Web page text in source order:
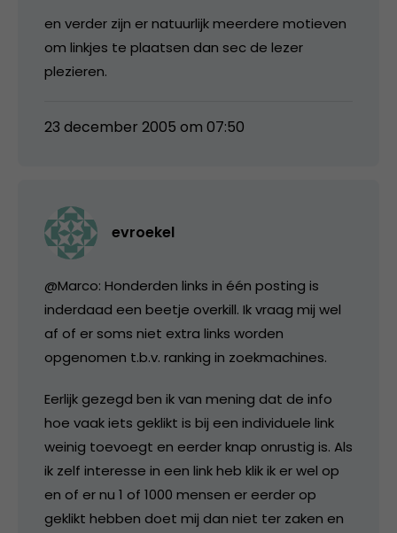
en verder zijn er natuurlijk meerdere motieven
om linkjes te plaatsen dan sec de lezer
plezieren.
23 december 2005 om 07:50
evroekel
@Marco: Honderden links in één posting is
inderdaad een beetje overkill. Ik vraag mij wel
af of er soms niet extra links worden
opgenomen t.b.v. ranking in zoekmachines.
Eerlijk gezegd ben ik van mening dat de info
hoe vaak iets geklikt is bij een individuele link
weinig toevoegt en eerder knap onrustig is. Als
ik zelf interesse in een link heb klik ik er wel op
en of er nu 1 of 1000 mensen er eerder op
geklikt hebben doet mij dan niet ter zaken en